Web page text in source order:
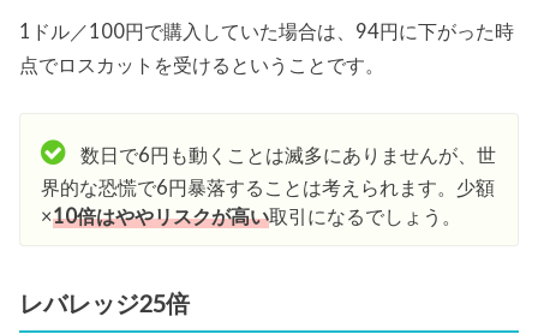
1ドル／100円で購入していた場合は、94円に下がった時
点でロスカットを受けるということです。
数日で6円も動くことは滅多にありませんが、世
界的な恐慌で6円暴落することは考えられます。少額
×10倍はややリスクが高い取引になるでしょう。
レバレッジ25倍